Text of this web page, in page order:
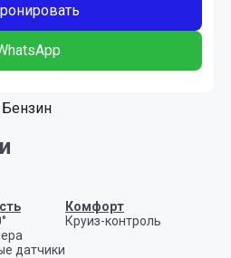
Бензин
датчики
Комфорт
Круиз-контроль